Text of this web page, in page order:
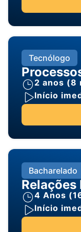
Tecnólogo
2 anos (8
Início
Bacharelado
4 Anos
Início